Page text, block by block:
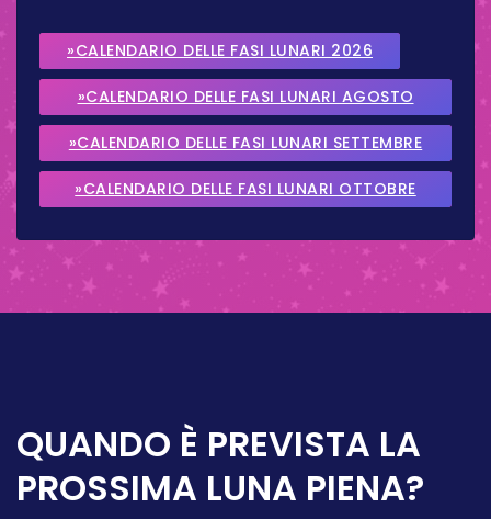
»CALENDARIO DELLE FASI LUNARI 2026
»CALENDARIO DELLE FASI LUNARI AGOSTO
2026
»CALENDARIO DELLE FASI LUNARI SETTEMBRE
2026
»CALENDARIO DELLE FASI LUNARI OTTOBRE
QUANDO È PREVISTA LA
PROSSIMA LUNA PIENA?